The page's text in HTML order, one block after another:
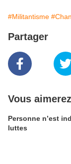
#Militantisme
Partager
Vous
Personne n’est
luttes